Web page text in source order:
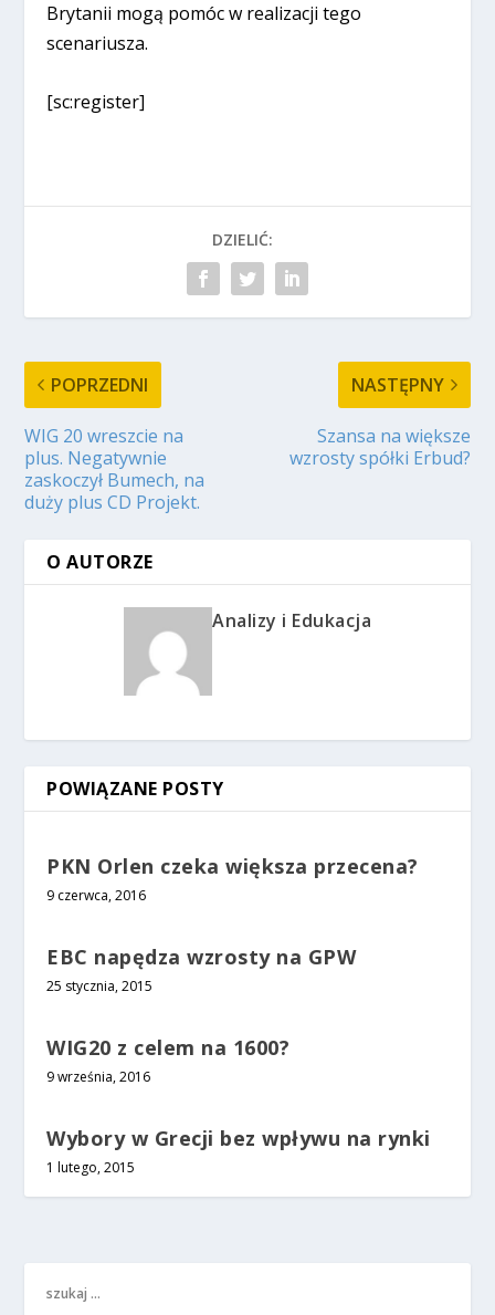
Brytanii mogą pomóc w realizacji tego
scenariusza.
[sc:register]
DZIELIĆ:
POPRZEDNI
WIG 20 wreszcie na
plus. Negatywnie
zaskoczył Bumech, na
duży plus CD Projekt.
NASTĘPNY
Szansa na większe
wzrosty spółki Erbud?
O AUTORZE
Analizy i Edukacja
POWIĄZANE POSTY
PKN Orlen czeka większa przecena?
9 czerwca, 2016
EBC napędza wzrosty na GPW
25 stycznia, 2015
WIG20 z celem na 1600?
9 września, 2016
Wybory w Grecji bez wpływu na rynki
1 lutego, 2015